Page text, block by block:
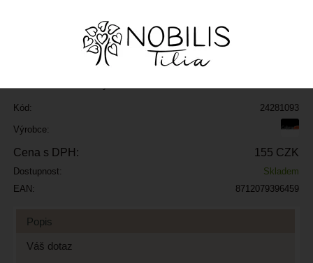
ks
Kód: 24281093
Výrobce:
Cena s DPH: 155 CZK
Dostupnost:
Skladem
EAN:
8712079396459
Popis
Váš dotaz